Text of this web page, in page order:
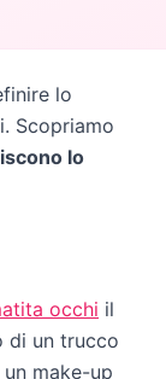
lo
Scopriamo
lo
occhi il
di un trucco
make-up